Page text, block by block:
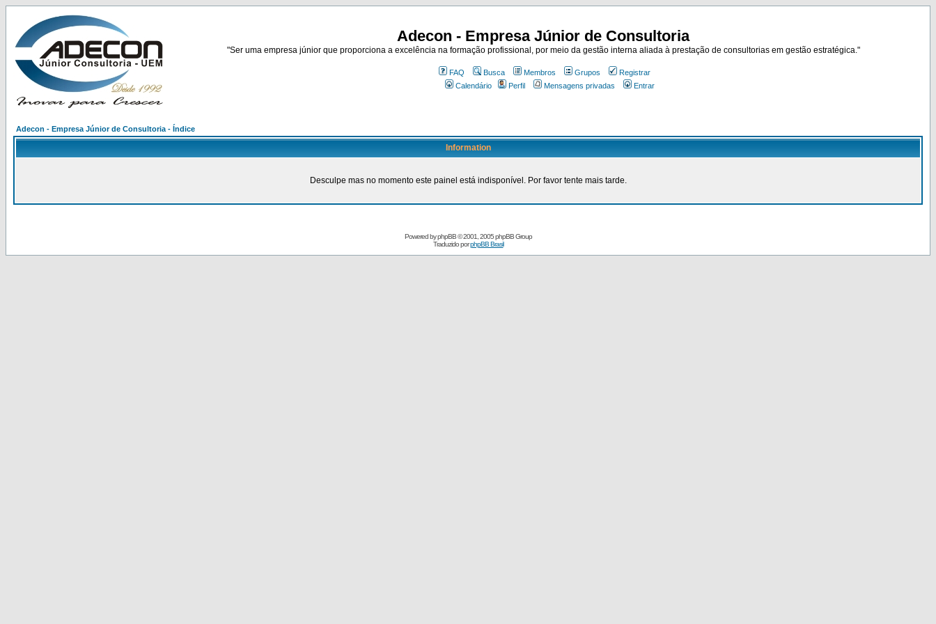
Adecon - Empresa Júnior de Consultoria
"Ser uma empresa júnior que proporciona a excelência na formação profissional, por meio da gestão interna aliada à prestação de consultorias em gestão estratégica."
FAQ Busca Membros Grupos
Registrar
Calendário
Perfil Mensagens privadas Entrar
Adecon - Empresa Júnior de Consultoria - Índice
Information
Desculpe mas no momento este painel está indisponível. Por favor tente mais tarde.
Powered byphpBB© 2001, 2005 phpBB Group
Traduzido porphpBB Brasil